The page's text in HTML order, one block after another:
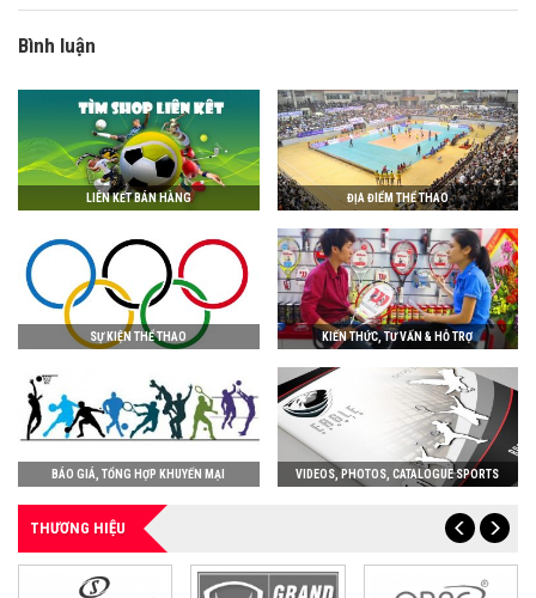
Bình luận
LIÊN KẾT BÁN HÀNG ĐỊA ĐIỂM THỂ THAO
SỰ KIỆN THỂ THAO KIẾN THỨC, TƯ VẤN & HỖ TRỢ
BÁO GIÁ, TỔNG HỢP KHUYẾN MẠI VIDEOS, PHOTOS, CATALOGUE SPORTS
THƯƠNG HIỆU